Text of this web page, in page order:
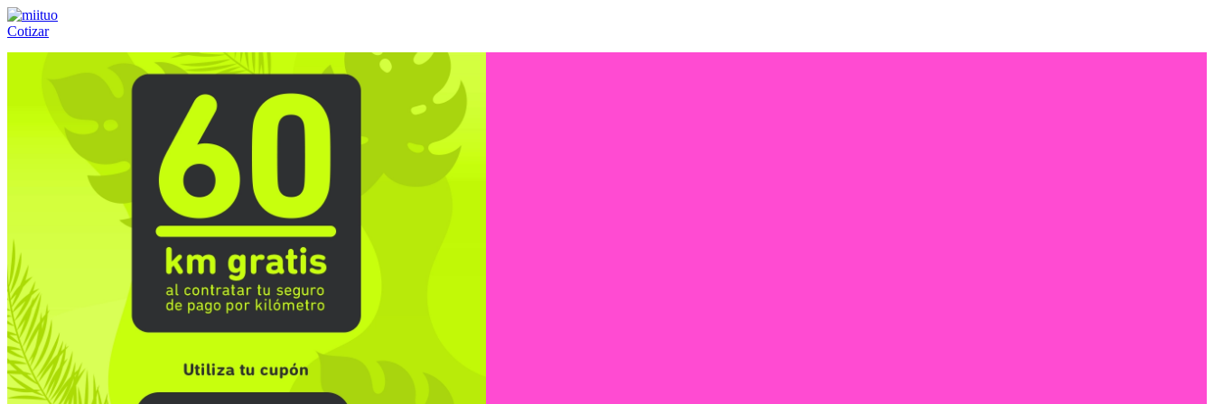
Cotizar
(55) 84-21-05-00ó800-953-00-59